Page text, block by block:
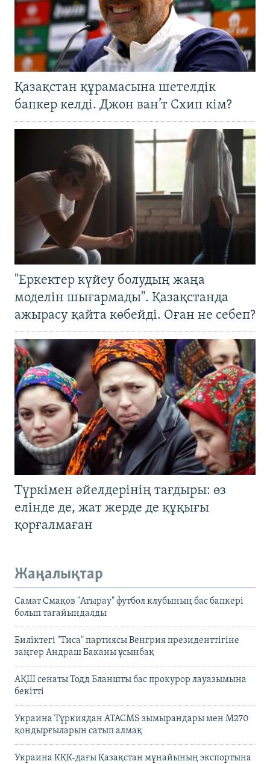
Қазақстан құрамасына шетелдік
бапкер келді. Джон ван’т Схип кім?
"Еркектер күйеу болудың жаңа
моделін шығармады". Қазақстанда
ажырасу қайта көбейді. Оған не себеп?
Түркімен әйелдерінің тағдыры: өз
елінде де, жат жерде де құқығы
қорғалмаған
Жаңалықтар
Самат Смақов "Атырау" футбол клубының бас бапкері
болып тағайындалды
Биліктегі "Тиса" партиясы Венгрия президенттігіне
заңгер Андраш Баканы ұсынбақ
АҚШ сенаты Тодд Бланшты бас прокурор лауазымына
бекітті
Украина Түркиядан ATACMS зымырандары мен M270
қондырғыларын сатып алмақ
Украина КҚК-дағы Қазақстан мұнайының экспортына